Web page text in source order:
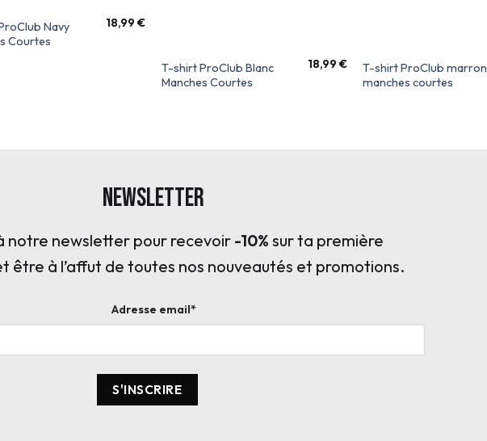
Navy
Courtes
18,99€
T-shirt ProClub Blanc
Manches Courtes
18,99 €
T-shirt ProClub marron
manches courtes
Newsletter
notre newsletter pour recevoir -10% sur ta première
être à l’affut de toutes nos nouveautés et promotions.
Adresse email*